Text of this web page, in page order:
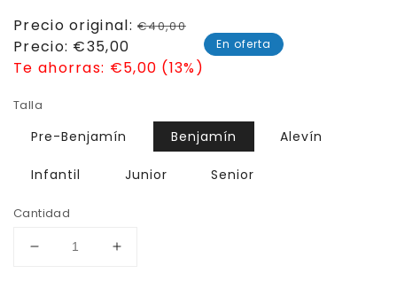
Precio
habitual
Precio original:€40,00
Precio
de
Precio: €35,00
Te ahorras: €5,00 (13%)
En oferta
Talla
Pre-Benjamín Benjamín Alevín
Infantil Junior Senior
Cantidad
Reducir
Aumentar